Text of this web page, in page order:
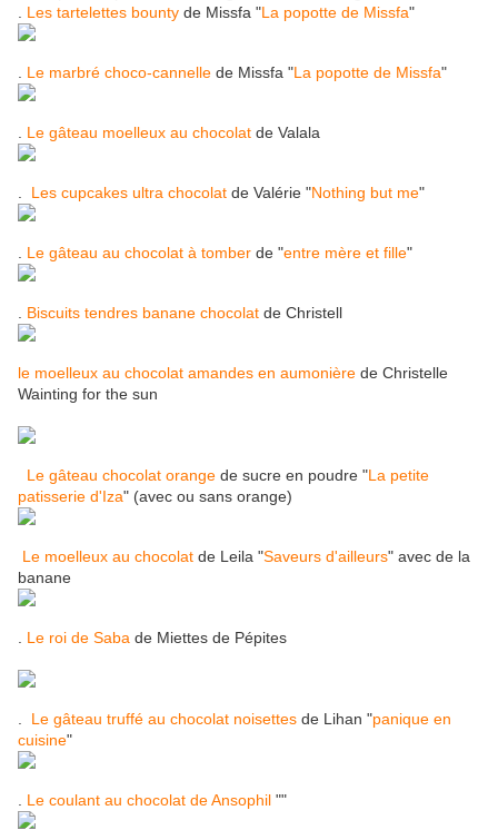
Les tartelettes bounty de Missfa "La popotte de Missfa"
Le marbré choco-cannelle de Missfa "La popotte de Missfa"
Le gâteau moelleux au chocolat de Valala
Les cupcakes ultra chocolat de Valérie "Nothing but me"
Le gâteau au chocolat à tomber de "entre mère et fille"
Biscuits tendres banane chocolat de Christell
le moelleux au chocolat amandes en aumonière de Christelle
Wainting for the sun
Le gâteau chocolat orange de sucre en poudre "La petite
patisserie d'Iza" (avec ou sans orange)
Le moelleux au chocolat de Leila "Saveurs d'ailleurs" avec de la
banane
Le roi de Saba de Miettes de Pépites
Le gâteau truffé au chocolat noisettes de Lihan "panique en
cuisine"
Le coulant au chocolat de Ansophil ""